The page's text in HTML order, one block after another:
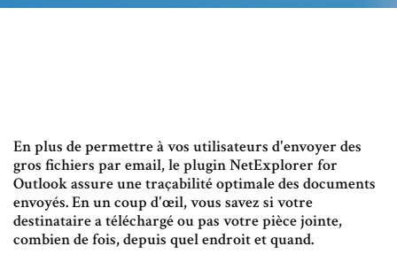
En plus de permettre à vos utilisateurs d'envoyer des
gros fichiers par email, le plugin NetExplorer for
Outlook assure une traçabilité optimale des documents
envoyés. En un coup d'œil, vous savez si votre
destinataire a téléchargé ou pas votre pièce jointe,
combien de fois, depuis quel endroit et quand.